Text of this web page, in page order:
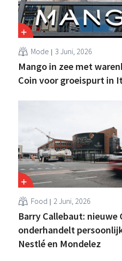
Mode 3 Juni, 2026
Mango in zee met
Coin voor groeispurt in
Food 2 Juni, 2026
Barry Callebaut: nieuwe
onderhandelt
Nestlé en Mondelez